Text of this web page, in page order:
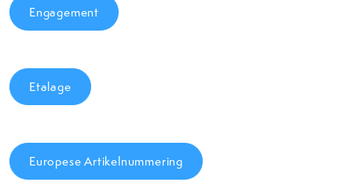
Engagement
Etalage
Europese Artikelnummering